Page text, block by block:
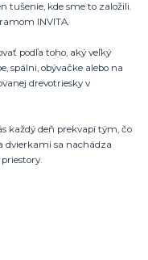
tušenie, kde sme to založili.
INVITA.
podľa toho, aký veľký
spálni, obývačke alebo na
drevotriesky v
každý deň prekvapí tým, čo
dvierkami sa nachádza